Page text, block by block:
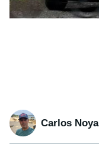
Carlos Noya